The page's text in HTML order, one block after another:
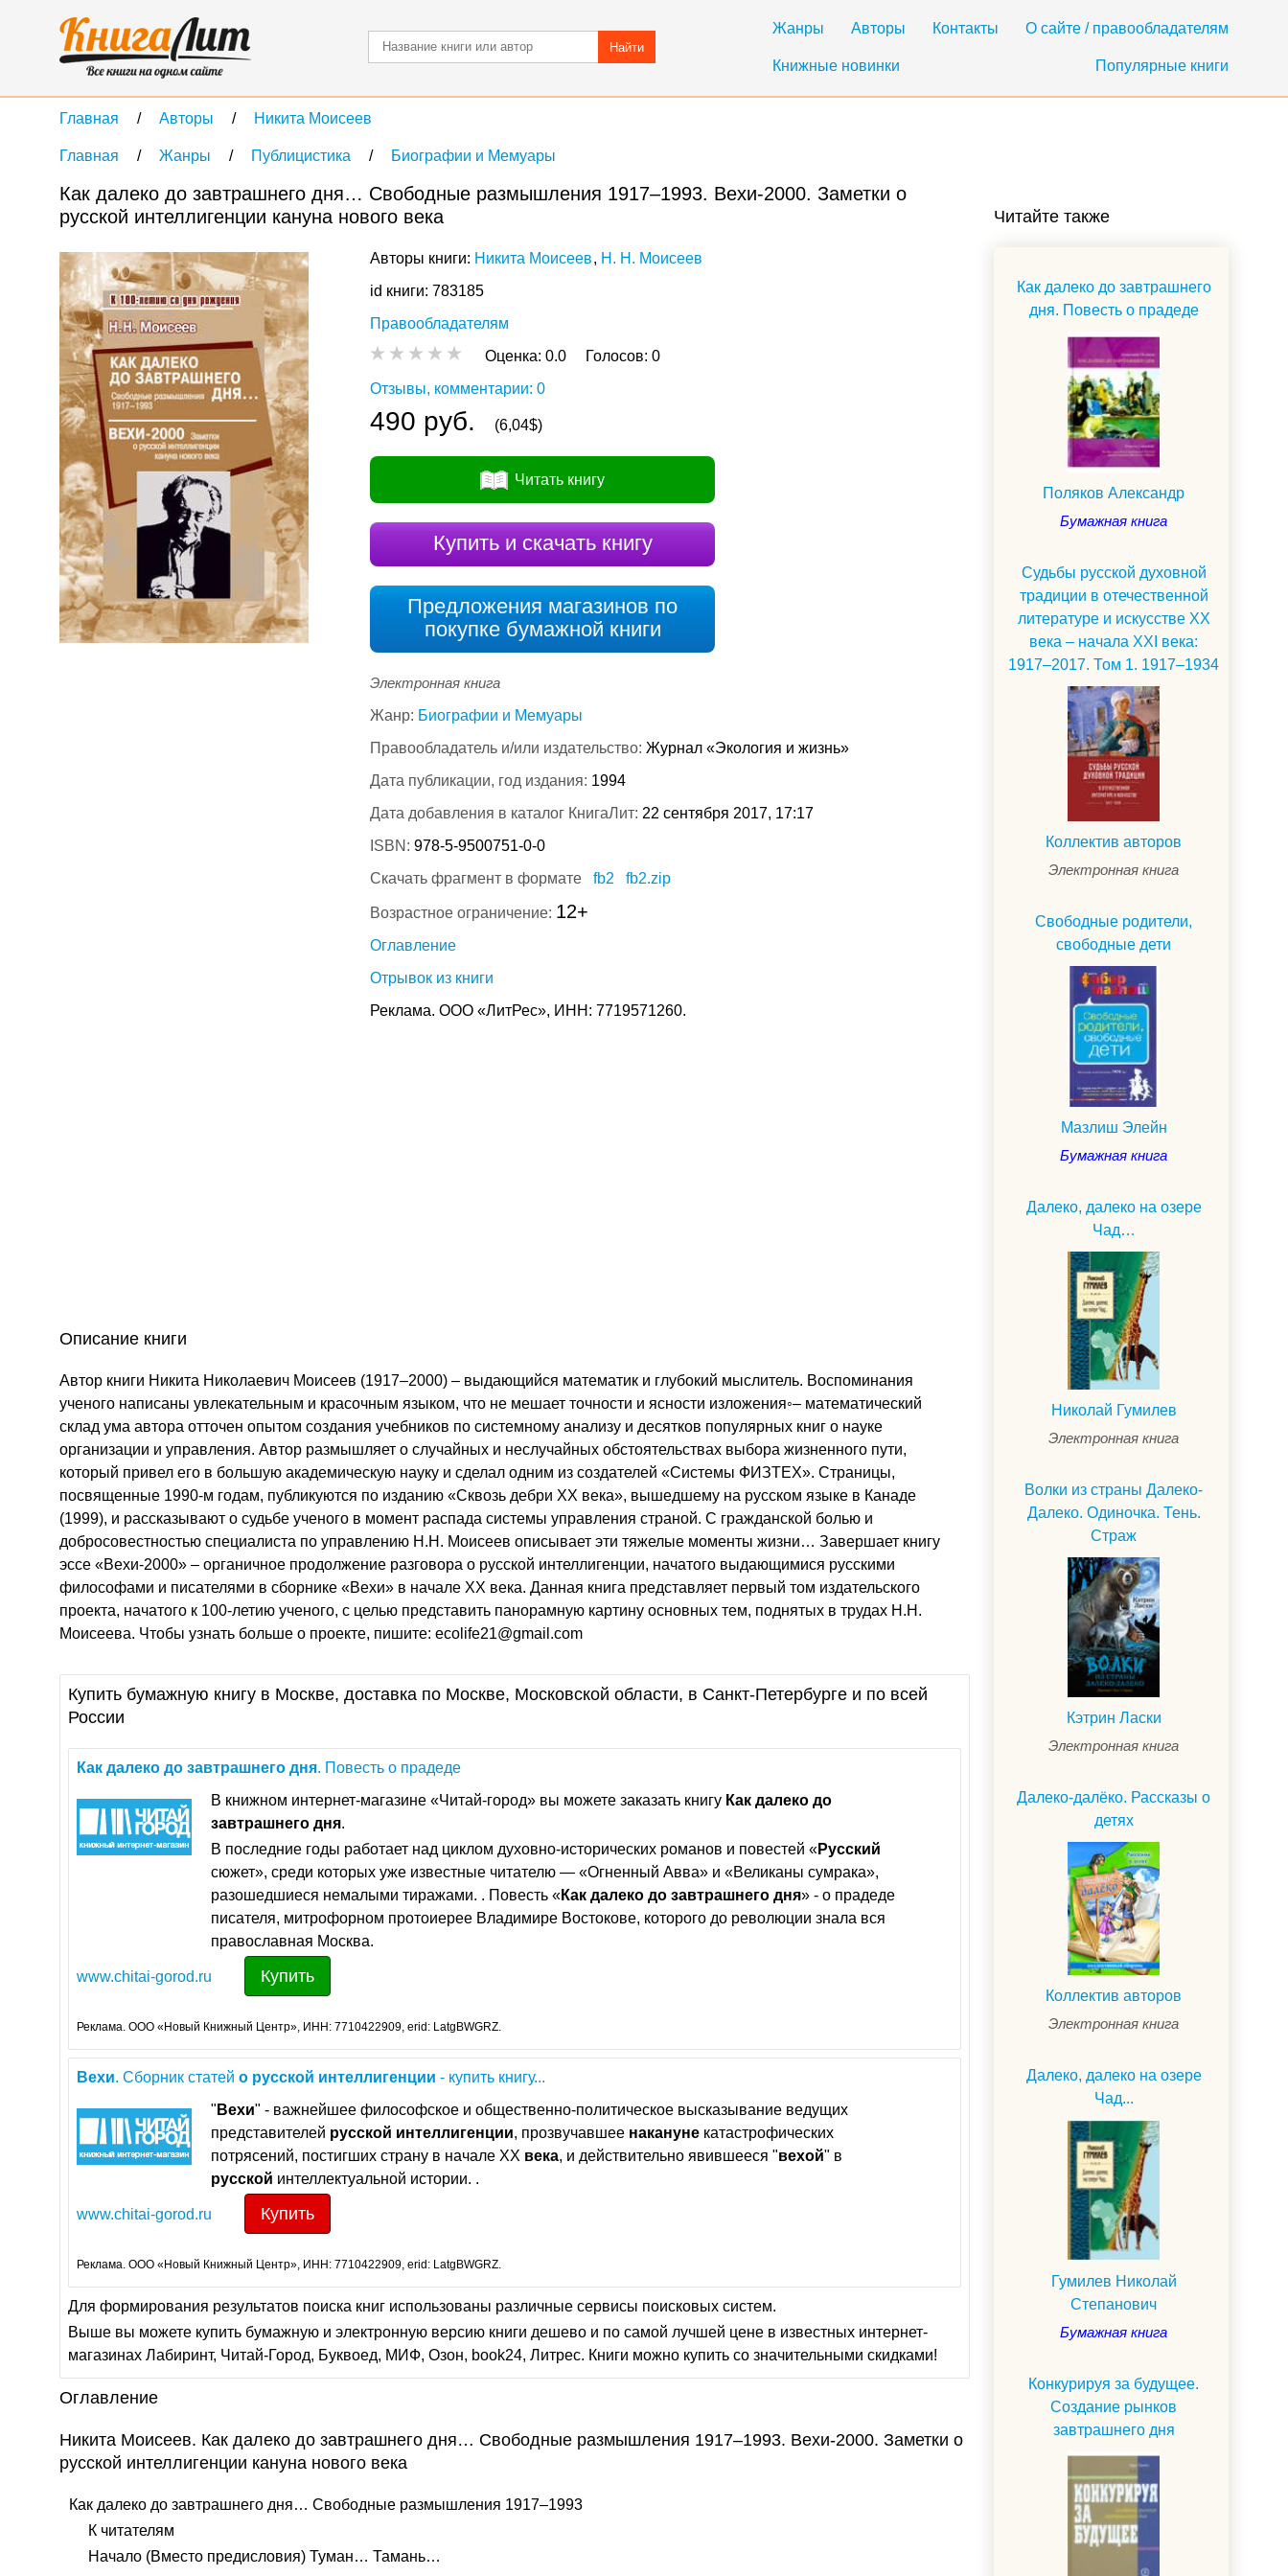
Жанры Авторы Контакты О сайте / правообладателям
Книжные новинки Популярные книги
Найти
Главная Авторы Никита Моисеев
Главная Жанры Публицистика Биографии и Мемуары
Как далеко до завтрашнего дня… Свободные размышления 1917–1993. Вехи-2000. Заметки о
русской интеллигенции кануна нового века
Авторы книги: Никита Моисеев
Н. Н. Моисеев
id книги: 783185
Правообладателям
Оценка: 0.0 Голосов: 0
Отзывы, комментарии: 0
490 руб. (6,04$)
Читать книгу
Купить и скачать книгу
Предложения магазинов по
покупке бумажной книги
Электронная книга
Жанр: Биографии и Мемуары
Правообладатель и/или издательство: Журнал «Экология и жизнь»
Дата публикации, год издания: 1994
Дата добавления в каталог КнигаЛит: 22 сентября 2017, 17:17
ISBN: 978-5-9500751-0-0
Скачать фрагмент в формате
fb2 fb2.zip
Возрастное ограничение: 12+
Оглавление
Отрывок из книги
Реклама. ООО «ЛитРес», ИНН: 7719571260.
Описание книги
Автор книги Никита Николаевич Моисеев (1917–2000) – выдающийся математик и глубокий мыслитель. Воспоминания
ученого написаны увлекательным и красочным языком, что не мешает точности и ясности изложения◦– математический
склад ума автора отточен опытом создания учебников по системному анализу и десятков популярных книг о науке
организации и управления. Автор размышляет о случайных и неслучайных обстоятельствах выбора жизненного пути,
который привел его в большую академическую науку и сделал одним из создателей «Системы ФИЗТЕХ». Страницы,
посвященные 1990-м годам, публикуются по изданию «Сквозь дебри ХХ века», вышедшему на русском языке в Канаде
(1999), и рассказывают о судьбе ученого в момент распада системы управления страной. С гражданской болью и
добросовестностью специалиста по управлению Н.Н. Моисеев описывает эти тяжелые моменты жизни… Завершает книгу
эссе «Вехи-2000» – органичное продолжение разговора о русской интеллигенции, начатого выдающимися русскими
философами и писателями в сборнике «Вехи» в начале ХХ века. Данная книга представляет первый том издательского
проекта, начатого к 100-летию ученого, с целью представить панорамную картину основных тем, поднятых в трудах Н.Н.
Моисеева. Чтобы узнать больше о проекте, пишите: ecolife21@gmail.com
Купить бумажную книгу в Москве, доставка по Москве, Московской области, в Санкт-Петербурге и по всей
России
Как далеко до завтрашнего дня. Повесть о прадеде
В книжном интернет-магазине «Читай-город» вы можете заказать книгу Как далеко до
завтрашнего дня.
В последние годы работает над циклом духовно-исторических романов и повестей «Русский
сюжет», среди которых уже известные читателю — «Огненный Авва» и «Великаны сумрака»,
разошедшиеся немалыми тиражами. . Повесть «Как далеко до завтрашнего дня» - о прадеде
писателя, митрофорном протоиерее Владимире Востокове, которого до революции знала вся
православная Москва.
www.chitai-gorod.ru Купить
Реклама. ООО «Новый Книжный Центр», ИНН: 7710422909, erid: LatgBWGRZ.
Вехи. Сборник статей о русской интеллигенции - купить книгу...
" Вехи" - важнейшее философское и общественно-политическое высказывание ведущих
представителей русской интеллигенции, прозвучавшее накануне катастрофических
потрясений, постигших страну в начале XX века, и действительно явившееся "вехой" в
русской интеллектуальной истории. .
www.chitai-gorod.ru Купить
Реклама. ООО «Новый Книжный Центр», ИНН: 7710422909, erid: LatgBWGRZ.
Для формирования результатов поиска книг использованы различные сервисы поисковых систем.
Выше вы можете купить бумажную и электронную версию книги дешево и по самой лучшей цене в известных интернет-
магазинах Лабиринт, Читай-Город, Буквоед, МИФ, Озон, book24, Литрес. Книги можно купить со значительными скидками!
Оглавление
Никита Моисеев. Как далеко до завтрашнего дня… Свободные размышления 1917–1993. Вехи-2000. Заметки о
русской интеллигенции кануна нового века
Как далеко до завтрашнего дня… Свободные размышления 1917–1993
К читателям
Начало (Вместо предисловия) Туман… Тамань…
Читайте также
Как далеко до завтрашнего
дня. Повесть о прадеде
Поляков Александр
Бумажная книга
Судьбы русской духовной
традиции в отечественной
литературе и искусстве ХХ
века – начала ХХI века:
1917–2017. Том 1. 1917–1934
Коллектив авторов
Электронная книга
Свободные родители,
свободные дети
Мазлиш Элейн
Бумажная книга
Далеко, далеко на озере
Чад…
Николай Гумилев
Электронная книга
Волки из страны Далеко-
Далеко. Одиночка. Тень.
Страж
Кэтрин Ласки
Электронная книга
Далеко-далёко. Рассказы о
детях
Коллектив авторов
Электронная книга
Далеко, далеко на озере
Чад...
Гумилев Николай
Степанович
Бумажная книга
Конкурируя за будущее.
Создание рынков
завтрашнего дня